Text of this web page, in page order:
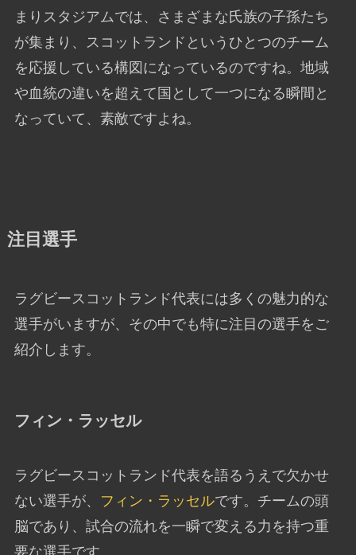
まりスタジアムでは、さまざまな氏族の子孫たち
が集まり、スコットランドというひとつのチーム
を応援している構図になっているのですね。地域
や血統の違いを超えて国として一つになる瞬間と
なっていて、素敵ですよね。
注目選手
ラグビースコットランド代表には多くの魅力的な
選手がいますが、その中でも特に注目の選手をご
紹介します。
フィン・ラッセル
ラグビースコットランド代表を語るうえで欠かせ
ない選手が、
フィン・ラッセルです。チームの頭
脳であり、試合の流れを一瞬で変える力を持つ重
要な選手です。